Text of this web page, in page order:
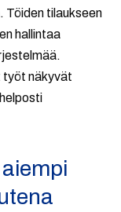
Töiden tilaukseen
hallintaa
näkyvät